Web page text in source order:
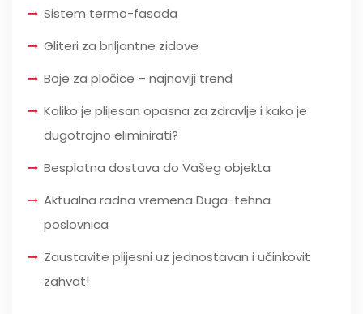
Sistem termo-fasada
Gliteri za briljantne zidove
Boje za pločice – najnoviji trend
Koliko je plijesan opasna za zdravlje i kako je
dugotrajno eliminirati?
Besplatna dostava do Vašeg objekta
Aktualna radna vremena Duga-tehna
poslovnica
Zaustavite plijesni uz jednostavan i učinkovit
zahvat!